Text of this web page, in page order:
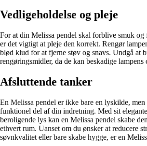
Vedligeholdelse og pleje
For at din Melissa pendel skal forblive smuk og
er det vigtigt at pleje den korrekt. Rengør
blød klud for at fjerne støv og snavs. Undgå at
rengøringsmidler, da de kan beskadige lampens
Afsluttende tanker
En Melissa pendel er ikke bare en lyskilde,
funktionel del af din indretning. Med sit
beroligende lys kan en Melissa pendel skabe
ethvert rum. Uanset om du ønsker at reducere
søvnkvalitet eller bare skabe hygge, er en